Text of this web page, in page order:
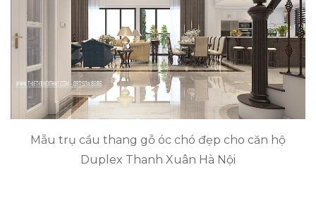
Mẫu trụ cầu thang gỗ óc chó đẹp cho căn hộ
Duplex Thanh Xuân Hà Nội